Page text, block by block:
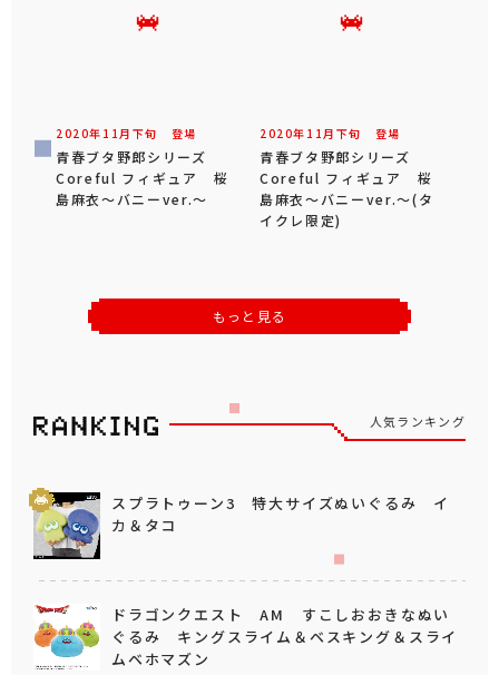
2020年 11 月 下旬 登場
青春ブタ野郎シリーズ
Coreful フィギュア 桜
島麻衣～バニーver.～
2020年 11 月 下旬 登場
青春ブタ野郎シリーズ
Coreful フィギュア 桜
島麻衣～バニーver.～(タ
イクレ限定)
もっと見る
人気ランキング
スプラトゥーン3 特大サイズぬいぐるみ イ
カ＆タコ
ドラゴンクエスト AM すこしおおきなぬい
ぐるみ キングスライム＆ベスキング＆スライ
ムベホマズン